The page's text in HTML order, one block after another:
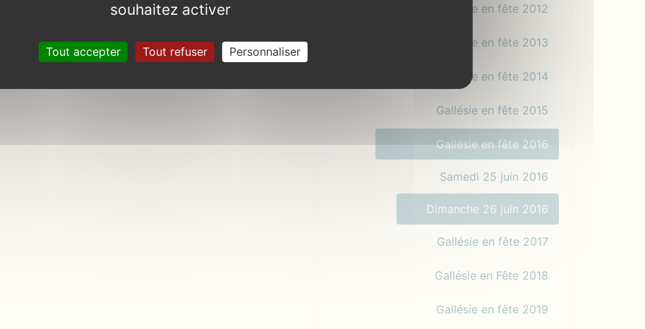
Gallésie en fête 2012
Gallésie en fête 2013
Gallésie en fête 2014
Gallésie en fête 2015
Gallésie en fête 2016
Samedi 25 juin 2016
Dimanche 26 juin 2016
Gallésie en fête 2017
Gallésie en Fête 2018
Gallésie en fête 2019
souhaitez activer
Tout accepter Tout refuser Personnaliser